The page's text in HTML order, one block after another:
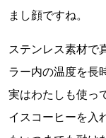
まし顔ですね。
ステンレス素材で
ラー内の温度を長
実はわたしも使っ
イスコーヒーを入